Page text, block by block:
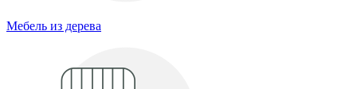
Мебель из дерева